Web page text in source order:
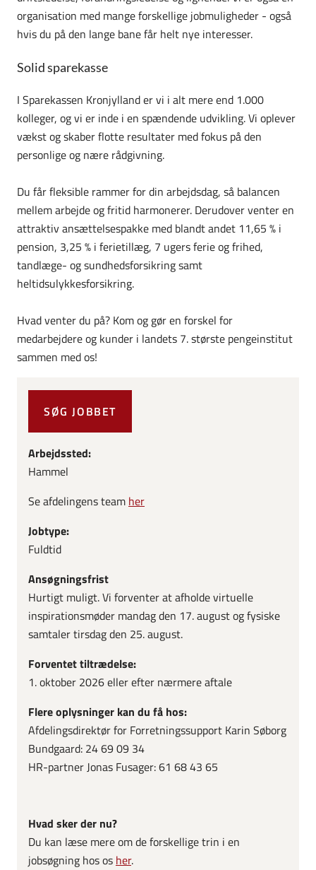
organisation med mange forskellige jobmuligheder - også
hvis du på den lange bane får helt nye interesser.
Solid sparekasse
I Sparekassen Kronjylland er vi i alt mere end 1.000
kolleger, og vi er inde i en spændende udvikling. Vi oplever
vækst og skaber flotte resultater med fokus på den
personlige og nære rådgivning.
Du får fleksible rammer for din arbejdsdag, så balancen
mellem arbejde og fritid harmonerer. Derudover venter en
attraktiv ansættelsespakke med blandt andet 11,65 % i
pension, 3,25 % i ferietillæg, 7 ugers ferie og frihed,
tandlæge- og sundhedsforsikring samt
heltidsulykkesforsikring.
Hvad venter du på? Kom og gør en forskel for
medarbejdere og kunder i landets 7. største pengeinstitut
sammen med os!
SØG JOBBET
Arbejdssted:
Hammel
Se afdelingens team her
Jobtype:
Fuldtid
Ansøgningsfrist
Hurtigt muligt. Vi forventer at afholde virtuelle
inspirationsmøder mandag den 17. august og fysiske
samtaler tirsdag den 25. august.
Forventet tiltrædelse:
1. oktober 2026 eller efter nærmere aftale
Flere oplysninger kan du få hos:
Afdelingsdirektør for Forretningssupport Karin Søborg
Bundgaard: 24 69 09 34
HR-partner Jonas Fusager: 61 68 43 65
Hvad sker der nu?
Du kan læse mere om de forskellige trin i en
jobsøgning hos os her.